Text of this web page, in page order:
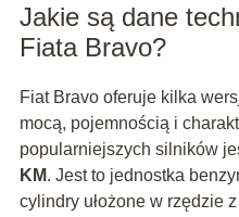
Jakie są dane
Fiata Bravo?
Fiat Bravo oferuje kilka
mocą, pojemnością i
popularniejszych silników
KM. Jest to jednostka
cylindry ułożone w rzędzie